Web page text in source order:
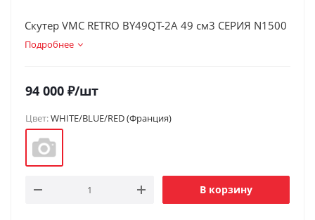
Скутер VMC RETRO BY49QT-2A 49 см3 СЕРИЯ N1500
Подробнее
94 000 ₽/шт
Цвет:WHITE/BLUE/RED (Франция)
В корзину